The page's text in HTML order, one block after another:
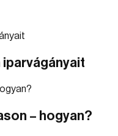
– hogyan?